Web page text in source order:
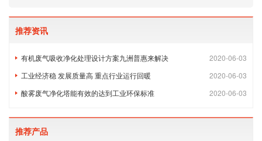
推荐资讯
2020-06-03
有机废气吸收净化处理设计方案九洲普惠来解决
2020-06-03
工业经济稳 发展质量高 重点行业运行回暖
2020-06-03
酸雾废气净化塔能有效的达到工业环保标准
推荐产品